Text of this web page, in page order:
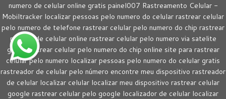
numero de celular online gratis painel007 Rastreamento Celular -
Mobiltracker localizar pessoas pelo numero do celular rastrear celular
pelo numero de telefone rastrear celular pelo numero do chip rastrear
numero de celular online rastrear celular pelo numero via satelite
gratis rastrear celular pelo numero do chip online site para rastrear
celular pelo numero localizar pessoas pelo numero do celular gratis
rastreador de celular pelo número encontre meu dispositivo rastreador
de celular localizar celular localizar meu dispositivo rastrear celular
google rastrear celular pelo google localizador de celular localizar